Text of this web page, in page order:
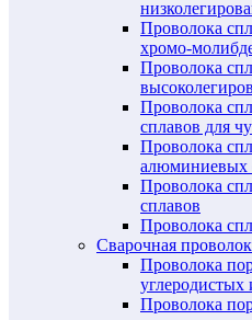
Проволока
хромо-
Проволока
Проволока
сплавов для
Проволока
алюминиевых
Проволока
сплавов
Проволока
Сварочная
Проволока
углеродистых
Проволока